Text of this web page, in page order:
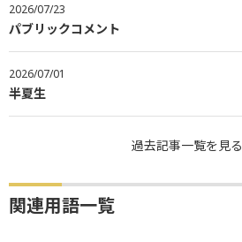
2026/07/23
パブリックコメント
2026/07/01
半夏生
過去記事一覧を見る
関連用語一覧